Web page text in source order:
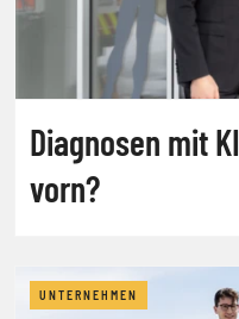
Diagnosen mit
vorn?
UNTERNEHMEN